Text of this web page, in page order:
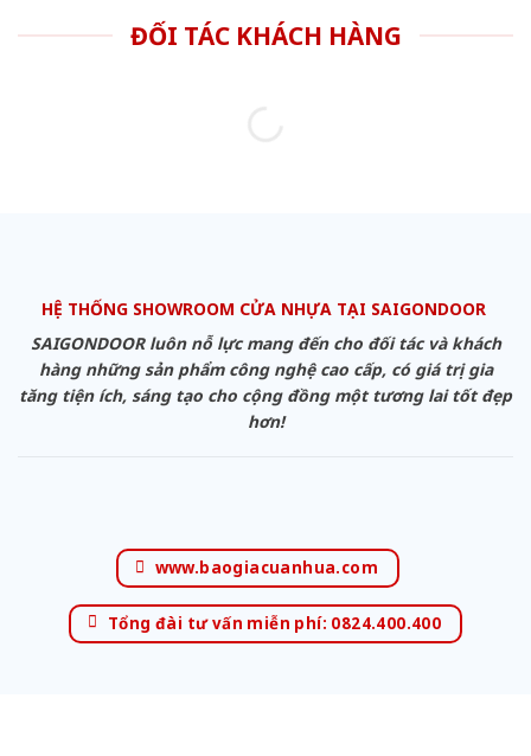
ĐỐI TÁC KHÁCH HÀNG
HỆ THỐNG SHOWROOM CỬA NHỰA TẠI SAIGONDOOR
SAIGONDOOR luôn nỗ lực mang đến cho đối tác và khách
hàng những sản phẩm công nghệ cao cấp, có giá trị gia
tăng tiện ích, sáng tạo cho cộng đồng một tương lai tốt đẹp
hơn!
www.baogiacuanhua.com
Tổng đài tư vấn miễn phí: 0824.400.400